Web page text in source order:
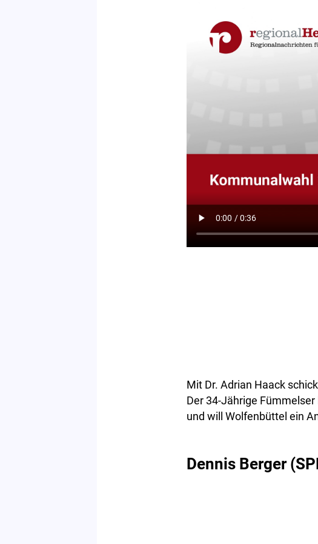
Mit Dr. Adrian Haack
Der 34-Jährige
und will Wolfenbüttel ein
Dennis Berger